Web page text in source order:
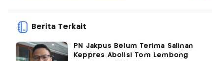
Berita Terkait
PN Jakpus Belum Terima Salinan
Keppres Abolisi Tom Lembong